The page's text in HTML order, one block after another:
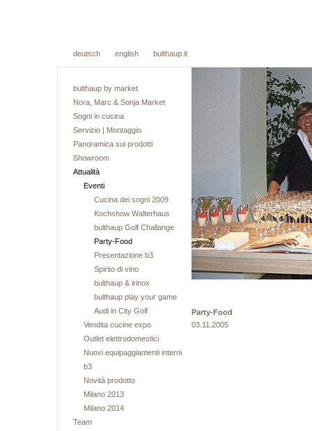
deutsch english bulthaup.it
bulthaup by market
Nora, Marc & Sonja Market
Sogni in cucina
Servizio | Montaggio
Panoramica sui prodotti
Showroom
Attualità
Eventi
Cucina dei sogni 2009
Kochshow Walterhaus
bulthaup Golf Challange
Party-Food
Presentazione b3
Spirito di vino
bulthaup & irinox
bulthaup play your game
Audi in City Golf
Vendita cucine expo
Outlet elettrodomestici
Nuovi equipaggiamenti interni
b3
Novità prodotto
Milano 2013
Milano 2014
Team
Party-Food
03.11.2005